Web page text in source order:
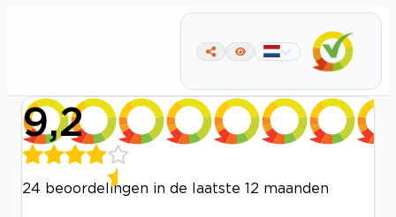
9,2
24 beoordelingen in de laatste 12 maanden